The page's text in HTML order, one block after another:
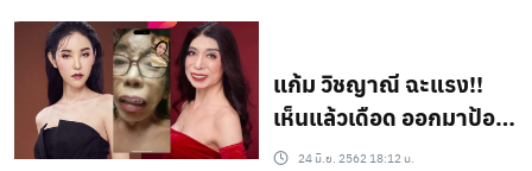
แก้ม วิชญาณี ฉะแรง!!
เห็นแล้วเดือด ออกมาป้อง
หนูรัตน์ หลังถูก หมวยโซ
24 มิ.ย. 2562 18:12 น.